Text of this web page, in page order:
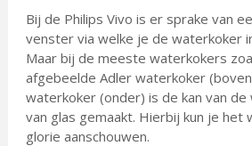
Bij de Philips Vivo is er sprake van
venster via welke je de waterkoker
Maar bij de meeste waterkokers
afgebeelde Adler waterkoker
waterkoker (onder) is de kan van
van glas gemaakt. Hierbij kun je het
glorie aanschouwen.